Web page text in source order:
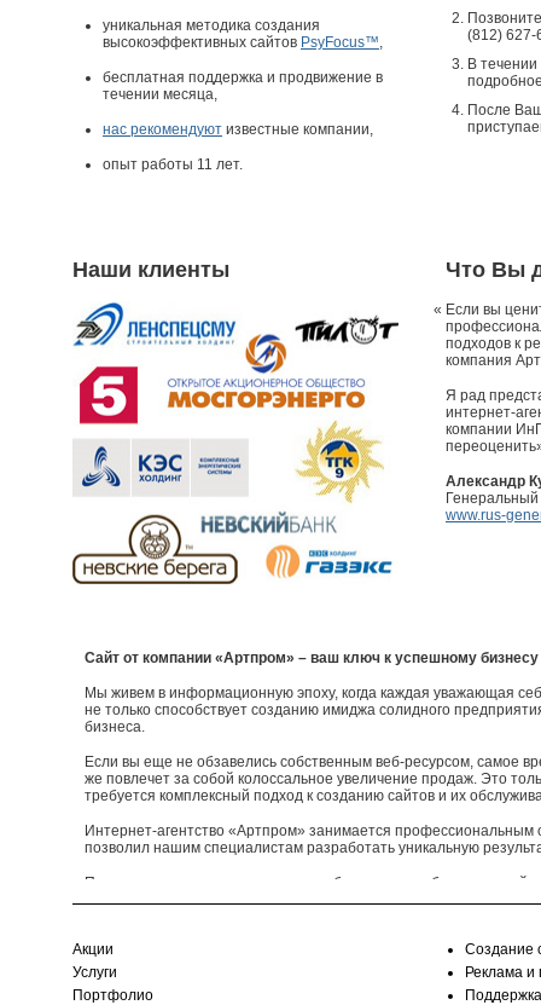
уникальная методика создания
высокоэффективных сайтов PsyFocus™,
бесплатная поддержка и продвижение в
течении месяца,
нас рекомендуют известные компании,
опыт работы 11 лет.
(812) 627-
В
После
Наши клиенты Что Вы
« Если вы
подходов к
компания
Я рад
интернет-
компании
Александр
www.rus-
Сайт от компании «Артпром» – ваш ключ к успешному бизнесу
Мы живем в информационную эпоху, когда каждая уважающая
не только способствует созданию имиджа солидного
бизнеса.
Если вы еще не обзавелись собственным веб-ресурсом, самое
же повлечет за собой колоссальное увеличение продаж. Это
требуется комплексный подход к созданию сайтов и их
Интернет-агентство «Артпром» занимается
позволил нашим специалистам разработать уникальную
При изготовлении продуктивного веб-ресурса необходимо
3. Верстка html-шаблонов.
4. Наполнение тематическим содержанием.
5. Разработка стратегии продвижения в поисковых системах.
Акции
Услуги
Портфолио
Создание
Реклама